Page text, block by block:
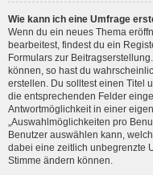
Wie kann ich eine Umfrage
Wenn du ein neues Thema
bearbeitest, findest du ein
Formulars zur
können, so hast du
erstellen. Du solltest einen Titel
die entsprechenden Felder
Antwortmöglichkeit in einer
„Auswahlmöglichkeiten pro
Benutzer auswählen kann,
dabei eine zeitlich unbegrenzte
Stimme ändern können.